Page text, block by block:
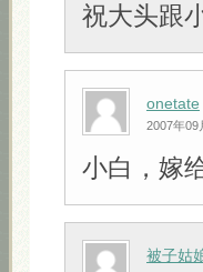
祝大头跟
onetate
2007年09
小白，嫁
被子姑